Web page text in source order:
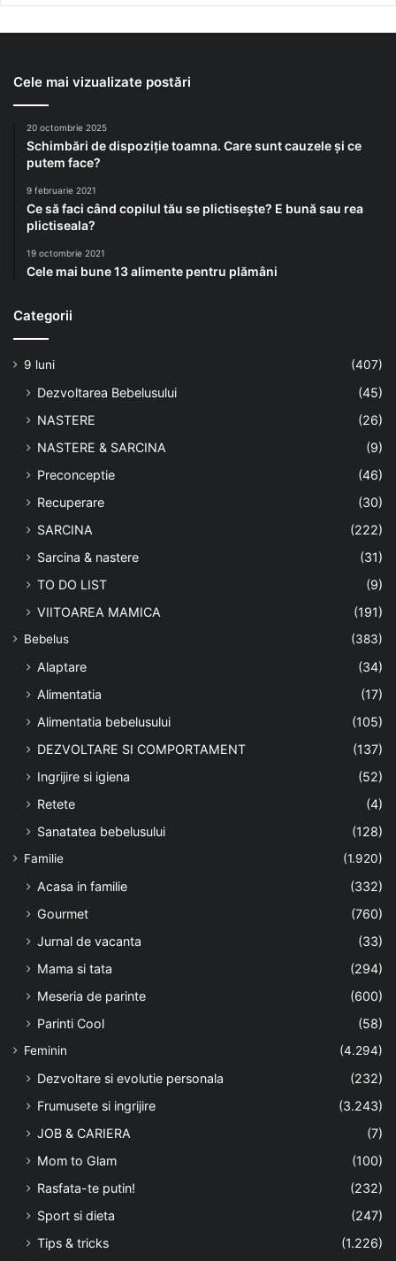
Cele mai vizualizate postări
20 octombrie 2025
Schimbări de dispoziție toamna. Care sunt cauzele și ce
putem face?
9 februarie 2021
Ce să faci când copilul tău se plictisește? E bună sau rea
plictiseala?
19 octombrie 2021
Cele mai bune 13 alimente pentru plămâni
Categorii
9 luni (407)
Dezvoltarea Bebelusului
(45)
NASTERE
(26)
NASTERE & SARCINA
(9)
Preconceptie
(46)
Recuperare
(30)
SARCINA
(222)
Sarcina & nastere
(31)
TO DO LIST
(9)
VIITOAREA MAMICA
(191)
Bebelus (383)
Alaptare
(34)
Alimentatia
(17)
Alimentatia bebelusului
(105)
DEZVOLTARE SI COMPORTAMENT
(137)
Ingrijire si igiena
(52)
Retete
(4)
Sanatatea bebelusului
(128)
Familie (1.920)
Acasa in familie
(332)
Gourmet
(760)
Jurnal de vacanta
(33)
Mama si tata
(294)
Meseria de parinte
(600)
Parinti Cool
(58)
Feminin (4.294)
Dezvoltare si evolutie personala
(232)
Frumusete si ingrijire
(3.243)
JOB & CARIERA
(7)
Mom to Glam
(100)
Rasfata-te putin!
(232)
Sport si dieta
(247)
Tips & tricks
(1.226)